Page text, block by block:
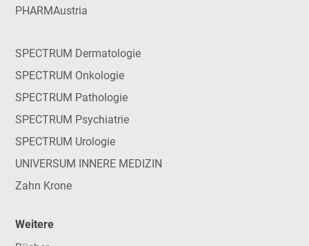
PHARMAustria
SPECTRUM Dermatologie
SPECTRUM Onkologie
SPECTRUM Pathologie
SPECTRUM Psychiatrie
SPECTRUM Urologie
UNIVERSUM INNERE MEDIZIN
Zahn Krone
Weitere